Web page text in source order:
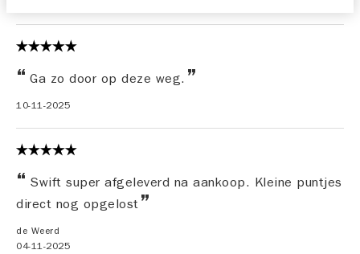
Ga zo door op deze weg.
10-11-2025
Swift super afgeleverd na aankoop. Kleine puntjes
direct nog opgelost
de Weerd
04-11-2025